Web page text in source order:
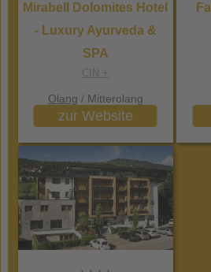
Mirabell Dolomites Hotel
- Luxury Ayurveda &
SPA
CIN +
Olang / Mitterolang
zur Website